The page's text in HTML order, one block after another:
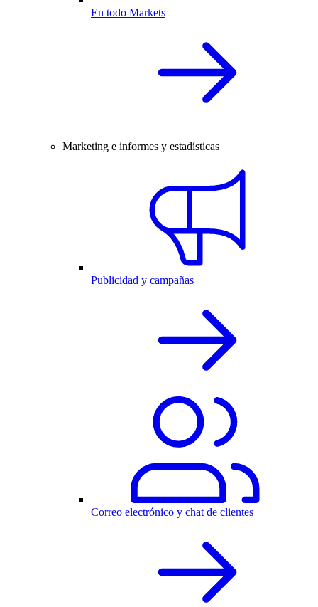
En todo Markets
Marketing e informes y estadísticas
Publicidad y campañas
Correo electrónico y chat de clientes